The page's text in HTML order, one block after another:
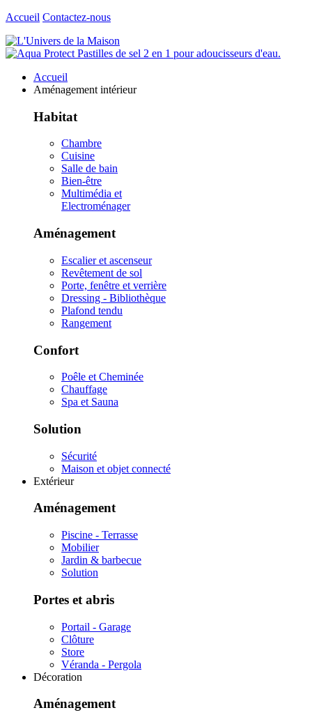
Accueil Contactez-nous
Accueil
Aménagement intérieur
Habitat
Chambre
Cuisine
Salle de bain
Bien-être
Multimédia et
Electroménager
Aménagement
Escalier et ascenseur
Revêtement de sol
Porte, fenêtre et verrière
Dressing - Bibliothèque
Plafond tendu
Rangement
Confort
Poêle et Cheminée
Chauffage
Spa et Sauna
Solution
Sécurité
Maison et objet connecté
Extérieur
Aménagement
Piscine - Terrasse
Mobilier
Jardin & barbecue
Solution
Portes et abris
Portail - Garage
Clôture
Store
Véranda - Pergola
Décoration
Aménagement